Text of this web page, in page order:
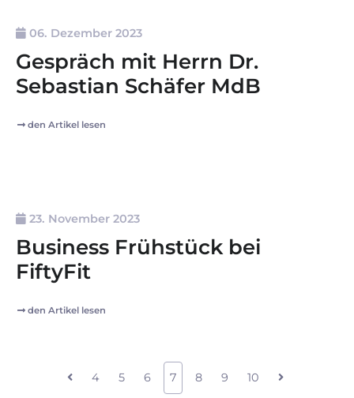
06. Dezember 2023
Gespräch mit Herrn Dr.
Sebastian Schäfer MdB
den Artikel lesen
23. November 2023
Business Frühstück bei
FiftyFit
den Artikel lesen
4 5 6 7 8 9 10